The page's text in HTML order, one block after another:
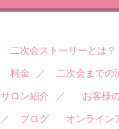
二次会ストーリーとは？
料金 ／ 二次会までの
サロン紹介 ／ お客様
／ ブログ オンライン